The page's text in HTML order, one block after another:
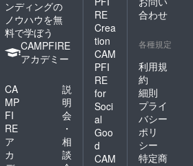
ンディングの
ノウハウを無
料で学ぼう
CAMPFIRE
アカデミー
CA
MP
FI
RE
ア
カ
説
明
会
・
相
談
RE
Crea
tion
CAM
PFI
RE
for
Soci
al
Goo
d
CAM
合わせ
各種規定
利用規
約
細則
プライ
バシー
ポリ
シー
特定商